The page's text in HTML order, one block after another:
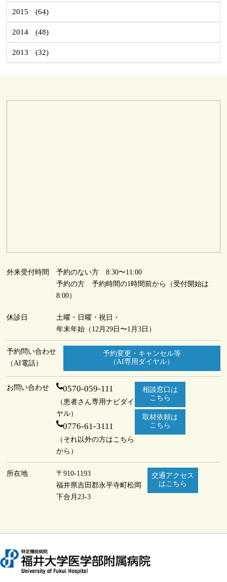
2015 (64)
2014 (48)
2013 (32)
外来受付時間
予約のない方 8:30〜11:00
予約の方 予約時間の1時間前から（受付開始は
8:00）
休診日
土曜・日曜・祝日・
年末年始（12月29日〜1月3日）
予約問い合わせ
（AI電話）
予約変更・キャンセル等
（AI専用ダイヤル）
お問い合わせ 0570-059-111
（患者さん専用ナビダイ
ヤル）
0776-61-3111
（それ以外の方はこちら
から）
相談窓口は
こちら
取材依頼は
こちら
所在地
〒910-1193
福井県吉田郡永平寺町松岡
下合月23-3
交通アクセス
はこちら